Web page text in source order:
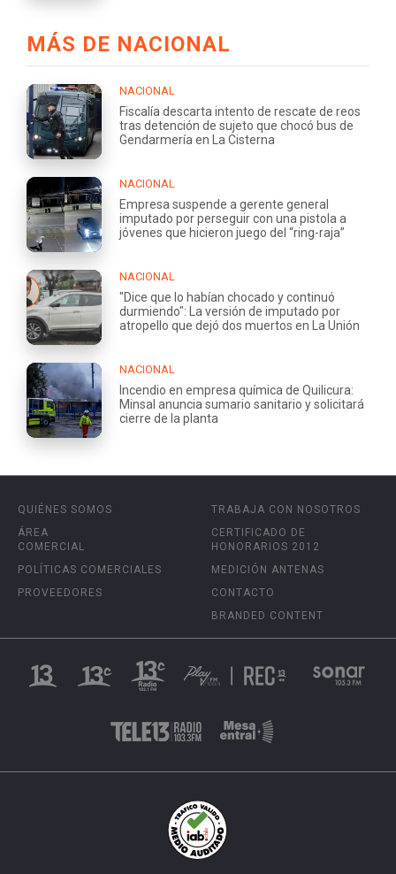
MÁS DE NACIONAL
NACIONAL
Fiscalía descarta intento de rescate de reos
tras detención de sujeto que chocó bus de
Gendarmería en La Cisterna
NACIONAL
Empresa suspende a gerente general
imputado por perseguir con una pistola a
jóvenes que hicieron juego del “ring-raja”
NACIONAL
"Dice que lo habían chocado y continuó
durmiendo": La versión de imputado por
atropello que dejó dos muertos en La Unión
NACIONAL
Incendio en empresa química de Quilicura:
Minsal anuncia sumario sanitario y solicitará
cierre de la planta
QUIÉNES SOMOS
ÁREA
COMERCIAL
POLÍTICAS COMERCIALES
PROVEEDORES
TRABAJA CON NOSOTROS
CERTIFICADO DE
HONORARIOS 2012
MEDICIÓN ANTENAS
CONTACTO
BRANDED CONTENT